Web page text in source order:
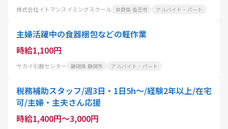
株式会社イトマンスイミングスクール 奈良県 香芝市 アルバイト・パート
主婦活躍中の食器梱包などの軽作業
時給1,100円
サカイ引越センター 静岡県 静岡市 アルバイト・パート
税務補助スタッフ/週3日・1日5h～/経験2年以上/在宅
可/主婦・主夫さん応援
時給1,400円～3,000円